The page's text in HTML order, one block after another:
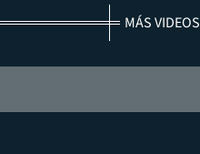
MÁS VIDEOS